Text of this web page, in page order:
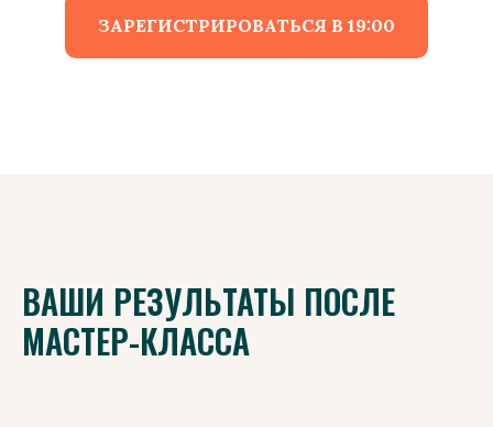
ЗАРЕГИСТРИРОВАТЬСЯ В 19:00
ВАШИ РЕЗУЛЬТАТЫ ПОСЛЕ
МАСТЕР-КЛАССА